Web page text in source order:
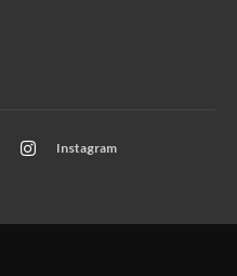
Instagram